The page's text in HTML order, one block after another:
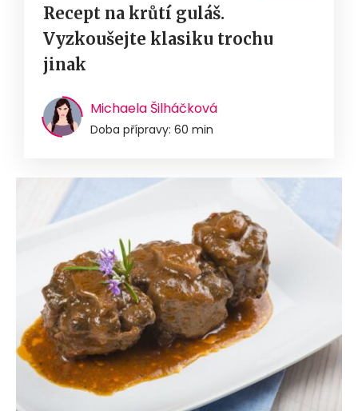
Recept na krůtí guláš.
Vyzkoušejte klasiku trochu
jinak
Michaela Šilháčková
Doba přípravy: 60 min